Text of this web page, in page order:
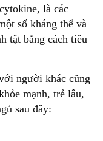
là các
số kháng thể và
tật bằng cách tiêu
người khác cũng
mạnh, trẻ lâu,
sau đây: